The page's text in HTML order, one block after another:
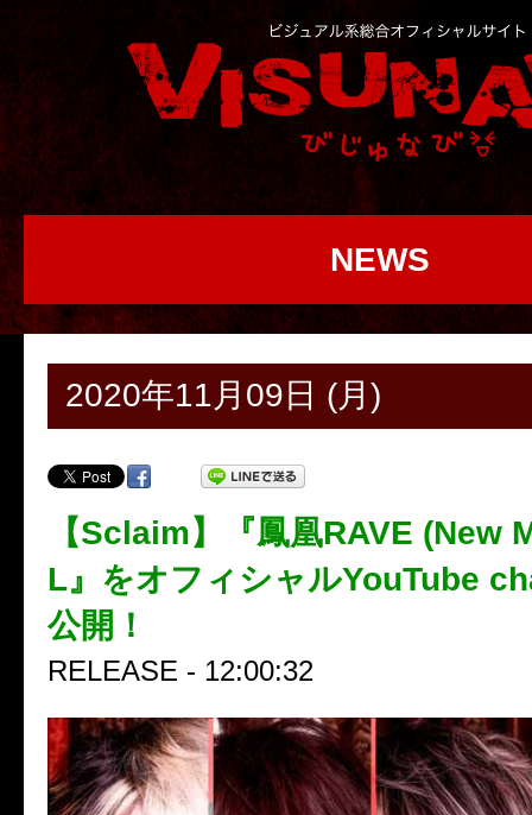
NEWS
2020年11月09日 (月)
【Sclaim】『鳳凰RAVE (New
L』をオフィシャルYouTube
公開！
RELEASE - 12:00:32